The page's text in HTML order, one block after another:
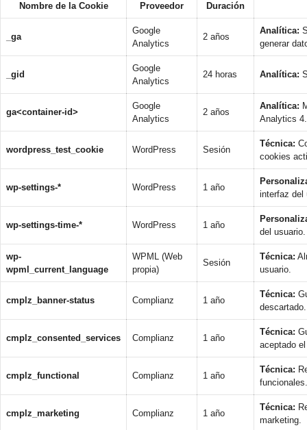
Nombre de la Cookie Proveedor Duración
_ga
Google
Analytics
2 años
Analítica:
generar
_gid
Google
Analytics
24 horas Analítica:
ga<container-id>
Google
Analytics
2 años
Analítica:
Analytics 4.
wordpress_test_cookie WordPress Sesión
Técnica:
cookies
wp-settings-* WordPress 1 año
interfaz del
wp-settings-time-* WordPress 1 año
del usuario.
wp-
wpml_current_language
WPML (Web
propia)
Sesión
Técnica:
usuario.
cmplz_banner-status Complianz 1 año
Técnica:
descartado.
cmplz_consented_services Complianz 1 año
Técnica:
aceptado
cmplz_functional Complianz 1 año
Técnica:
funcionales.
cmplz_marketing Complianz 1 año
Técnica:
marketing.